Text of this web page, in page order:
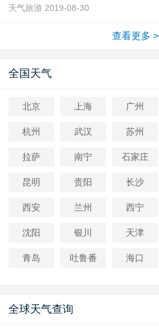
天气旅游 2019-08-30
查看更多 >
全国天气
北京 上海 广州
杭州 武汉 苏州
拉萨 南宁 石家庄
昆明 贵阳 长沙
西安 兰州 西宁
沈阳 银川 天津
青岛 吐鲁番 海口
全球天气查询